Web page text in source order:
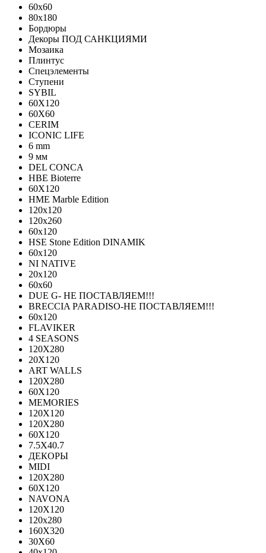
60x60
80x180
Бордюры
Декоры ПОД САНКЦИЯМИ
Мозаика
Плинтус
Спецэлементы
Ступени
SYBIL
60X120
60X60
CERIM
ICONIC LIFE
6 mm
9 мм
DEL CONCA
HBE Bioterre
60Х120
HME Marble Edition
120x120
120x260
60x120
HSE Stone Edition DINAMIK
60x120
NI NATIVE
20х120
60х60
DUE G- НЕ ПОСТАВЛЯЕМ!!!
BRECCIA PARADISO-НЕ ПОСТАВЛЯЕМ!!!
60х120
FLAVIKER
4 SEASONS
120Х280
20X120
ART WALLS
120Х280
60Х120
MEMORIES
120X120
120X280
60Х120
7.5X40.7
ДЕКОРЫ
MIDI
120Х280
60Х120
NAVONA
120X120
120x280
160X320
30X60